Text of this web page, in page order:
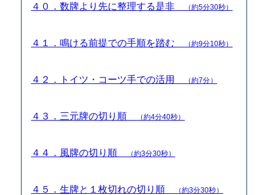
４０．数牌より先に整理する是非 （約5分30秒）
４１．鳴ける前提での手順を踏む （約9分10秒）
４２．トイツ・コーツ手での活用 （約7分）
４３．三元牌の切り順 （約4分40秒）
４４．風牌の切り順 （約3分30秒）
４５．生牌と１枚切れの切り順 （約3分30秒）